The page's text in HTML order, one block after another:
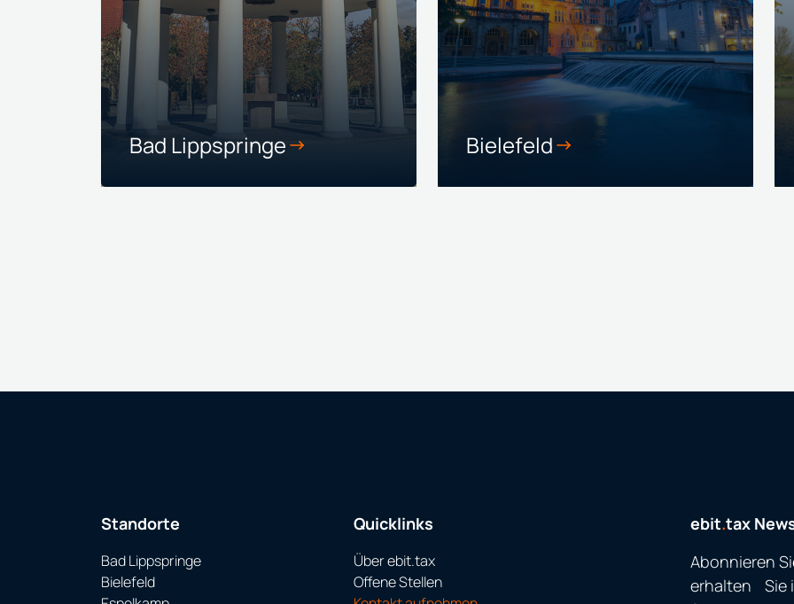
Bad Lippspringe Bielefeld
Standorte
Bad Lippspringe
Bielefeld
Quicklinks
Über ebit.tax
Offene Stellen
ebit.tax
Abonnieren
erhalten Sie